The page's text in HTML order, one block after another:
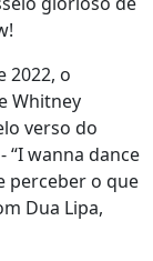
2022, o
Whitney
verso do
wanna dance
perceber o que
Dua Lipa,